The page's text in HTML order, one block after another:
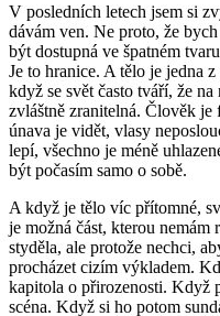
V posledních letech jsem si
dávám ven. Ne proto, že
být dostupná ve špatném
Je to hranice. A tělo je jedna
když se svět často tváří, že
zvláštně zranitelná. Člověk
únava je vidět, vlasy
lepí, všechno je méně
být počasím samo o sobě.
A když je tělo víc přítomné,
je možná část, kterou nemám
styděla, ale protože nechci,
procházet cizím výkladem.
kapitola o přirozenosti. Když
scéna. Když si ho potom